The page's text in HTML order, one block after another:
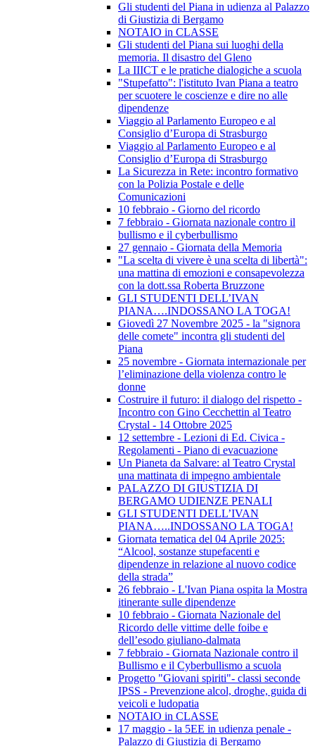
Gli studenti del Piana in udienza al Palazzo
di Giustizia di Bergamo
NOTAIO in CLASSE
Gli studenti del Piana sui luoghi della
memoria. Il disastro del Gleno
La IIICT e le pratiche dialogiche a scuola
"Stupefatto": l'istituto Ivan Piana a teatro
per scuotere le coscienze e dire no alle
dipendenze
Viaggio al Parlamento Europeo e al
Consiglio d’Europa di Strasburgo
Viaggio al Parlamento Europeo e al
Consiglio d’Europa di Strasburgo
La Sicurezza in Rete: incontro formativo
con la Polizia Postale e delle
Comunicazioni
10 febbraio - Giorno del ricordo
7 febbraio - Giornata nazionale contro il
bullismo e il cyberbullismo
27 gennaio - Giornata della Memoria
"La scelta di vivere è una scelta di libertà":
una mattina di emozioni e consapevolezza
con la dott.ssa Roberta Bruzzone
GLI STUDENTI DELL’IVAN
PIANA….INDOSSANO LA TOGA!
Giovedì 27 Novembre 2025 - la "signora
delle comete" incontra gli studenti del
Piana
25 novembre - Giornata internazionale per
l’eliminazione della violenza contro le
donne
Costruire il futuro: il dialogo del rispetto -
Incontro con Gino Cecchettin al Teatro
Crystal - 14 Ottobre 2025
12 settembre - Lezioni di Ed. Civica -
Regolamenti - Piano di evacuazione
Un Pianeta da Salvare: al Teatro Crystal
una mattinata di impegno ambientale
PALAZZO DI GIUSTIZIA DI
BERGAMO UDIENZE PENALI
GLI STUDENTI DELL’IVAN
PIANA…..INDOSSANO LA TOGA!
Giornata tematica del 04 Aprile 2025:
“Alcool, sostanze stupefacenti e
dipendenze in relazione al nuovo codice
della strada”
26 febbraio - L'Ivan Piana ospita la Mostra
itinerante sulle dipendenze
10 febbraio - Giornata Nazionale del
Ricordo delle vittime delle foibe e
dell’esodo giuliano-dalmata
7 febbraio - Giornata Nazionale contro il
Bullismo e il Cyberbullismo a scuola
Progetto "Giovani spiriti"- classi seconde
IPSS - Prevenzione alcol, droghe, guida di
veicoli e ludopatia
NOTAIO in CLASSE
17 maggio - la 5EE in udienza penale -
Palazzo di Giustizia di Bergamo